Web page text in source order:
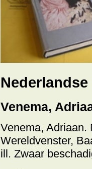
Venema,
Venema, Adriaan.
Wereldvenster,
ill. Zwaar